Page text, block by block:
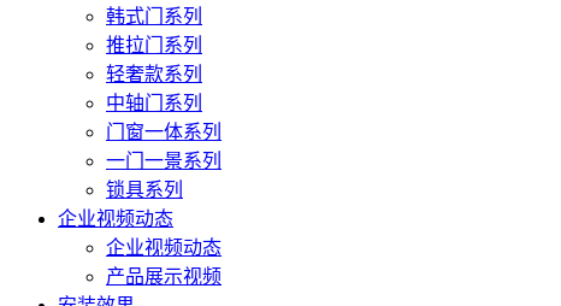
韩式门系列
推拉门系列
轻奢款系列
中轴门系列
门窗一体系列
一门一景系列
锁具系列
企业视频动态
企业视频动态
产品展示视频